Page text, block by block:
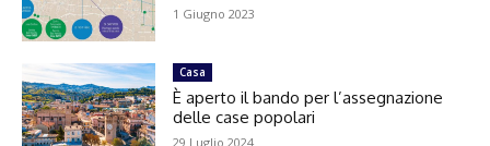
1 Giugno 2023
Casa
È aperto il bando per l’assegnazione
delle case popolari
29 Luglio 2024